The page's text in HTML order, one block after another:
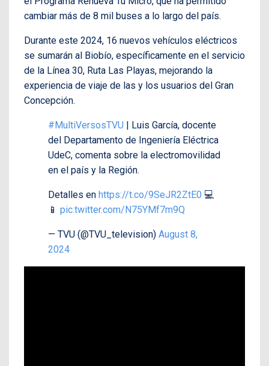
cambiar más de 8 mil buses a lo largo del país.
Durante este 2024, 16 nuevos vehículos eléctricos
se sumarán al Biobío, específicamente en el servicio
de la Línea 30, Ruta Las Playas, mejorando la
experiencia de viaje de las y los usuarios del Gran
Concepción.
#MultiVersosTVU | Luis García, docente
del Departamento de Ingeniería Eléctrica
UdeC, comenta sobre la electromovilidad
en el país y la Región.
Detalles en https://t.co/9SeJR2ZtE0 💻
📱 pic.twitter.com/N75YMf7m9Q
— TVU (@TVU_television) August 8,
2024